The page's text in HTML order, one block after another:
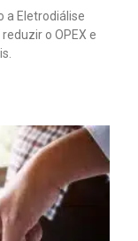
a Eletrodiálise
o OPEX e